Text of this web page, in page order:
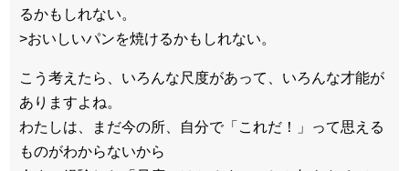
るかもしれない。
>おいしいパンを焼けるかもしれない。
こう考えたら、いろんな尺度があって、いろんな才能が
ありますよね。
わたしは、まだ今の所、自分で「これだ！」って思える
ものがわからないから